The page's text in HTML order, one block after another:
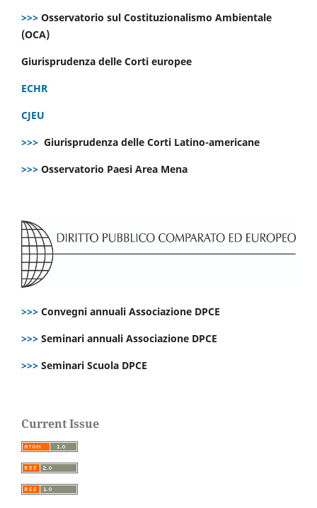
>>> Osservatorio sul Costituzionalismo Ambientale
(OCA)
Giurisprudenza delle Corti europee
ECHR
CJEU
>>> Giurisprudenza delle Corti Latino-americane
>>> Osservatorio Paesi Area Mena
>>> Convegni annuali Associazione DPCE
>>> Seminari annuali Associazione DPCE
>>> Seminari Scuola DPCE
Current Issue